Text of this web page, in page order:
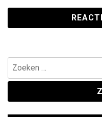
Zoeken
naar: